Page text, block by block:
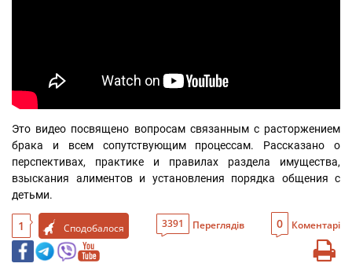
Это видео посвящено вопросам связанным с расторжением
брака и всем сопутствующим процессам. Рассказано о
перспективах, практике и правилах раздела имущества,
взыскания алиментов и установления порядка общения с
детьми.
1 Сподобалося 3391 Переглядів 0 Коментарі